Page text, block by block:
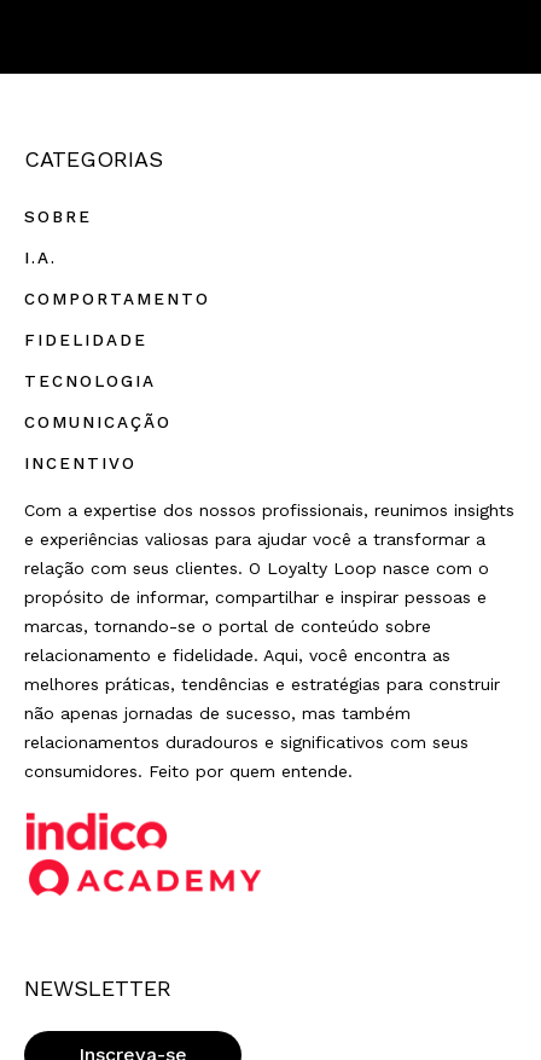
CATEGORIAS
SOBRE
I.A.
COMPORTAMENTO
FIDELIDADE
TECNOLOGIA
COMUNICAÇÃO
INCENTIVO
Com a expertise dos nossos profissionais, reunimos insights
e experiências valiosas para ajudar você a transformar a
relação com seus clientes. O Loyalty Loop nasce com o
propósito de informar, compartilhar e inspirar pessoas e
marcas, tornando-se o portal de conteúdo sobre
relacionamento e fidelidade. Aqui, você encontra as
melhores práticas, tendências e estratégias para construir
não apenas jornadas de sucesso, mas também
relacionamentos duradouros e significativos com seus
consumidores. Feito por quem entende.
NEWSLETTER
Inscreva-se